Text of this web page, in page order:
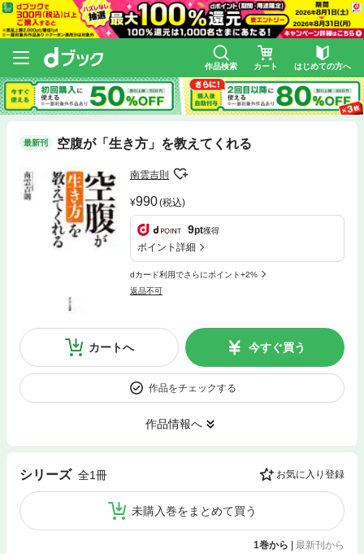
作品検索 カート はじめての方へ
最新刊 空腹が「生き方」を教えてくれる
南雲吉則
990(税込)
9pt獲得
ポイント詳細
dカード利用でさらにポイント+2%
返品不可
カートへ 今すぐ買う
作品をチェックする
作品情報へ
シリーズ 全1冊 お気に入り登録
未購入巻をまとめて買う
1巻から 最新刊から